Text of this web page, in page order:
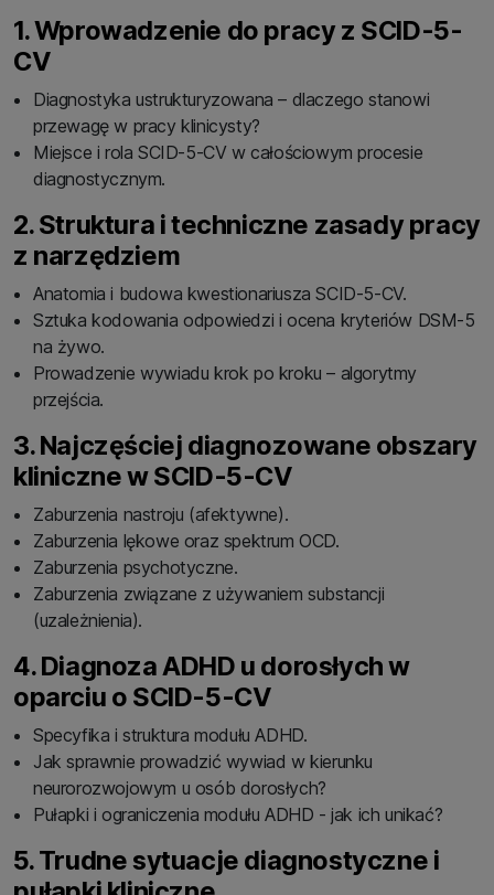
1. Wprowadzenie do pracy z SCID-5-
CV
Diagnostyka ustrukturyzowana – dlaczego stanowi
przewagę w pracy klinicysty?
Miejsce i rola SCID-5-CV w całościowym procesie
diagnostycznym.
2. Struktura i techniczne zasady pracy
z narzędziem
Anatomia i budowa kwestionariusza SCID-5-CV.
Sztuka kodowania odpowiedzi i ocena kryteriów DSM-5
na żywo.
Prowadzenie wywiadu krok po kroku – algorytmy
przejścia.
3. Najczęściej diagnozowane obszary
kliniczne w SCID-5-CV
Zaburzenia nastroju (afektywne).
Zaburzenia lękowe oraz spektrum OCD.
Zaburzenia psychotyczne.
Zaburzenia związane z używaniem substancji
(uzależnienia).
4. Diagnoza ADHD u dorosłych w
oparciu o SCID-5-CV
Specyfika i struktura modułu ADHD.
Jak sprawnie prowadzić wywiad w kierunku
neurorozwojowym u osób dorosłych?
Pułapki i ograniczenia modułu ADHD - jak ich unikać?
5. Trudne sytuacje diagnostyczne i